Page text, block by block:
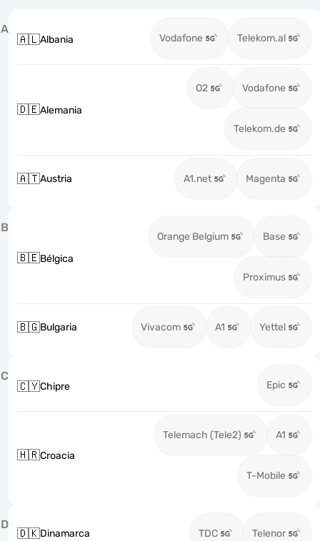
A
🇦🇱Albania Vodafone Telekom.al
🇩🇪Alemania
O2 Vodafone
Telekom.de
🇦🇹Austria A1.net Magenta
B
🇧🇪Bélgica
Orange Belgium Base
Proximus
🇧🇬Bulgaria Vivacom A1 Yettel
C
🇨🇾Chipre Epic
🇭🇷Croacia
Telemach (Tele2) A1
T-Mobile
D
🇩🇰Dinamarca TDC Telenor